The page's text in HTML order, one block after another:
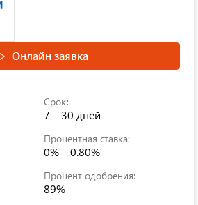
Онлайн заявка
Срок:
7 – 30 дней
Процентная ставка:
0% – 0.80%
Процент одобрения:
89%